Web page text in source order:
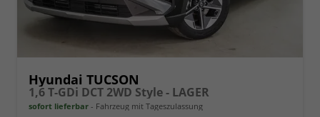
Hyundai TUCSON
1,6 T-GDi DCT 2WD Style - LAGER
sofort lieferbar Fahrzeug mit Tageszulassung